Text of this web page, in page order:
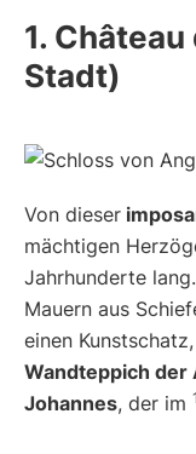
1.
Stadt)
Von dieser
mächtigen
Jahrhunderte
Mauern aus
einen
Wandteppich der
Johannes, der im